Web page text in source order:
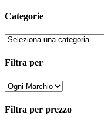
opzioni
essere
nella
del
prodotto
Categorie
Filtra per
Filtra per prezzo